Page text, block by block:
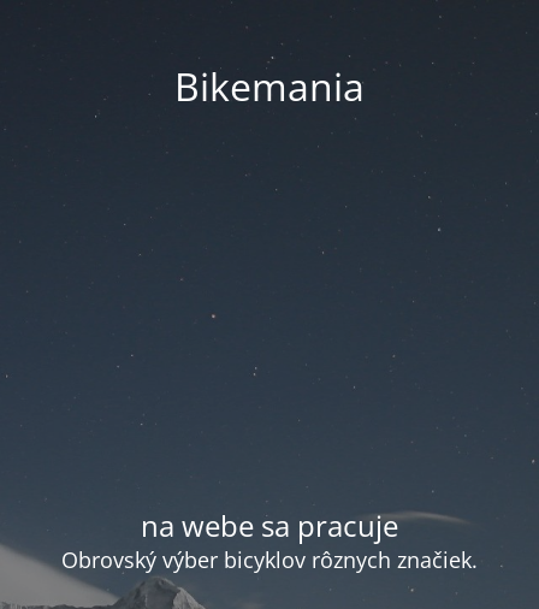
Bikemania
na webe sa pracuje
Obrovský výber bicyklov rôznych značiek.